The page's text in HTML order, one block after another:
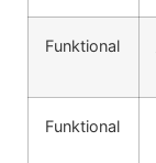
Funktional
Funktional